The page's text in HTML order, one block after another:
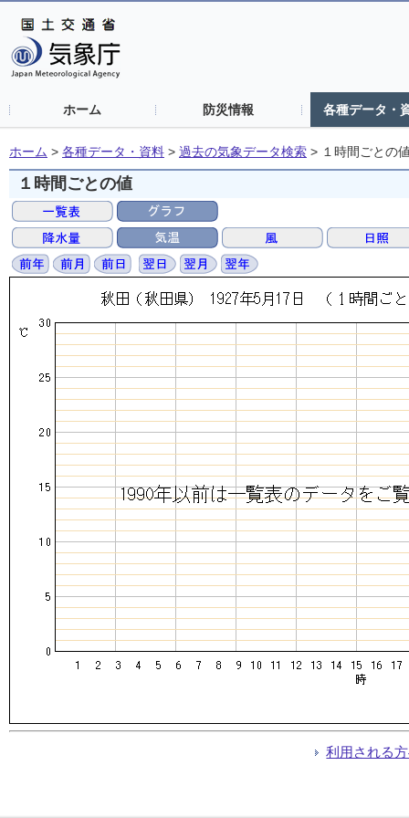
ホーム 防災情報 各種データ・
ホーム > 各種データ・資料 > 過去の気象データ検索 > １時間ごとの
１時間ごとの値
利用される